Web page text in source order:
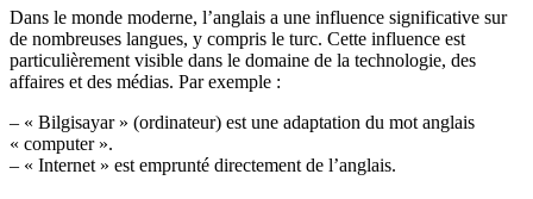
Dans le monde moderne, l’anglais a une influence significative sur
de nombreuses langues, y compris le turc. Cette influence est
particulièrement visible dans le domaine de la technologie, des
affaires et des médias. Par exemple :
– « Bilgisayar » (ordinateur) est une adaptation du mot anglais
« computer ».
– « Internet » est emprunté directement de l’anglais.